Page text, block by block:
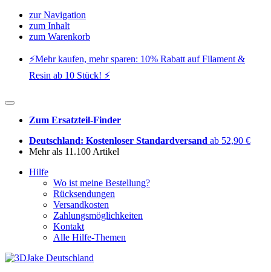
zur Navigation
zum Inhalt
zum Warenkorb
⚡️Mehr kaufen, mehr sparen: 10% Rabatt auf Filament &
Resin ab 10 Stück! ⚡️
Zum Ersatzteil-Finder
Deutschland: Kostenloser Standardversand ab 52,90 €
Mehr als 11.100 Artikel
Hilfe
Wo ist meine Bestellung?
Rücksendungen
Versandkosten
Zahlungsmöglichkeiten
Kontakt
Alle Hilfe-Themen